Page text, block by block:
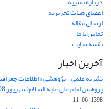
اعضای هیات تحریریه
ارسال مقاله
تماس با ما
نقشه سایت
آخرین اخبار
نشریه علمی - پژوهشی « اطلاعات
پژوهش امام علی علیه السلام(شهریور 1398) موفق به کسب رتبه اول گردید.
1398-06-11